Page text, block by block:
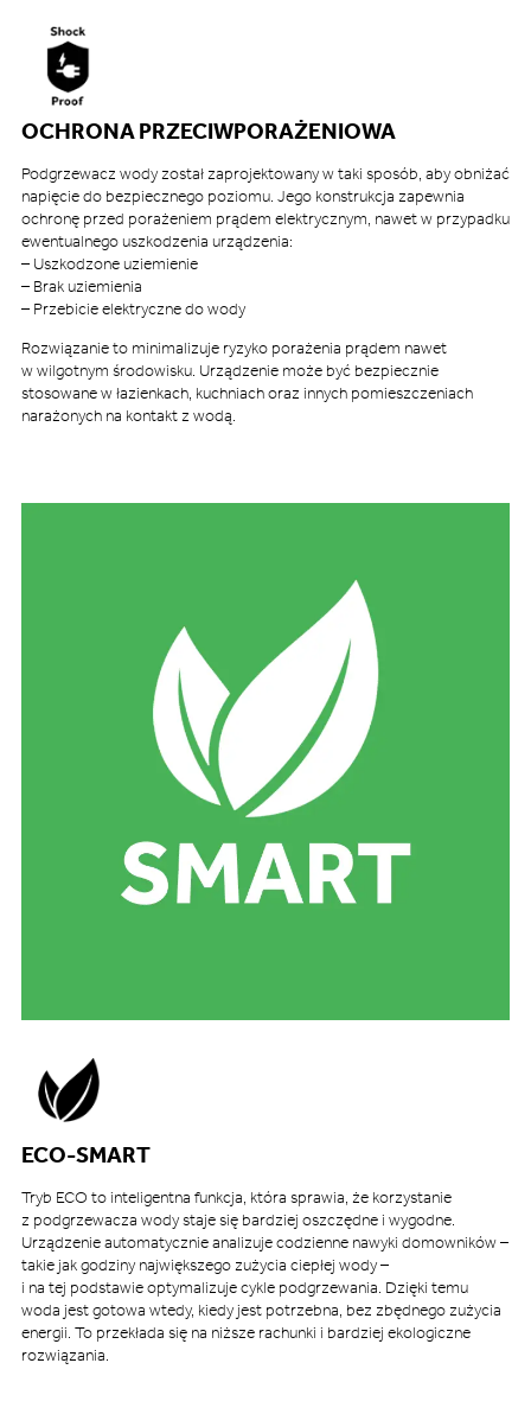
OCHRONA PRZECIWPORAŻENIOWA
Podgrzewacz wody został zaprojektowany w taki sposób, aby obniżać
napięcie do bezpiecznego poziomu. Jego konstrukcja zapewnia
ochronę przed porażeniem prądem elektrycznym, nawet w przypadku
ewentualnego uszkodzenia urządzenia:
– Uszkodzone uziemienie
– Brak uziemienia
– Przebicie elektryczne do wody
Rozwiązanie to minimalizuje ryzyko porażenia prądem nawet
w wilgotnym środowisku. Urządzenie może być bezpiecznie
stosowane w łazienkach, kuchniach oraz innych pomieszczeniach
narażonych na kontakt z wodą.
ECO-SMART
Tryb ECO to inteligentna funkcja, która sprawia, że korzystanie
z podgrzewacza wody staje się bardziej oszczędne i wygodne.
Urządzenie automatycznie analizuje codzienne nawyki domowników –
takie jak godziny największego zużycia ciepłej wody –
i na tej podstawie optymalizuje cykle podgrzewania. Dzięki temu
woda jest gotowa wtedy, kiedy jest potrzebna, bez zbędnego zużycia
energii. To przekłada się na niższe rachunki i bardziej ekologiczne
rozwiązania.